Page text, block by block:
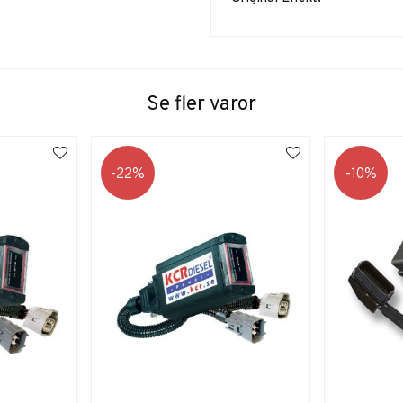
Se fler varor
22 10